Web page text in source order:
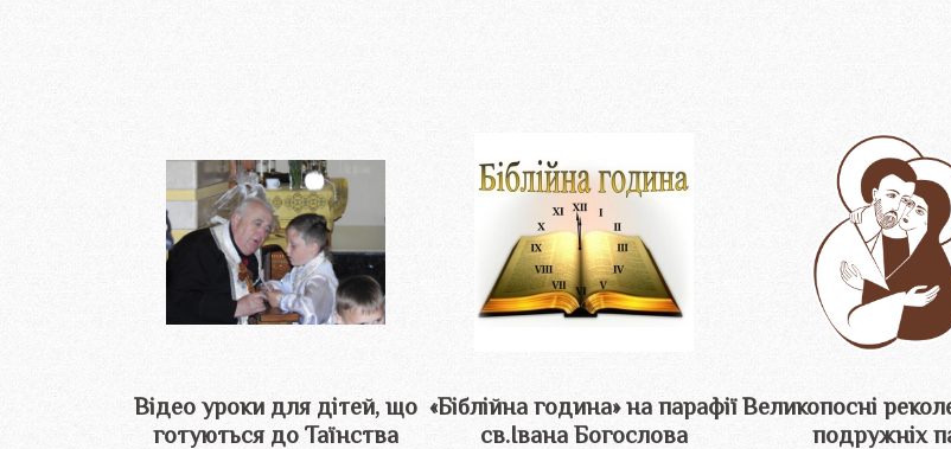
Відео уроки для дітей, що
готуються до Таїнства
«Біблійна година» на парафії
св.Івана Богослова
Великопосні
подружніх